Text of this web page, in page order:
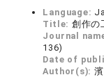
Language:
Title: 創作の
Journal
136)
Date of
Author(s):